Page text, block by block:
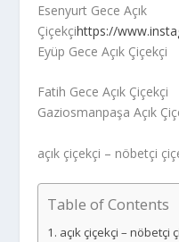
Esenyurt Gece Açık
Çiçekçihttps://
Eyüp Gece Açık Çiçekçi
Fatih Gece Açık Çiçekçi
Gaziosmanpaşa Açık
açık çiçekçi – nöbetçi
Table of Contents
açık çiçekçi – nöbetçi